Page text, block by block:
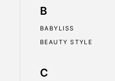
B
BABYLISS
BEAUTY STYLE
C